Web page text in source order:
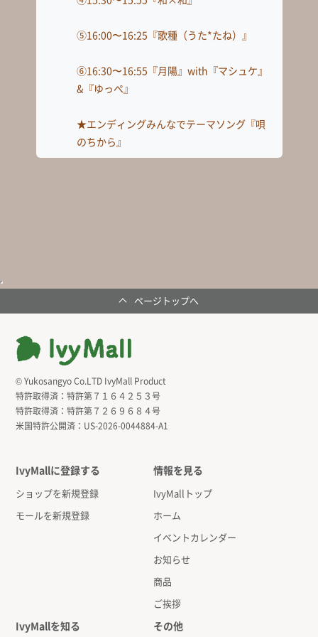
ページトップへ
© Yukosangyo Co.LTD IvyMall Product
特許取得済：特許第７１６４２５３号
特許取得済：特許第７２６９６８４号
米国特許公開済： US-2026-0044884-A1
IvyMallに登録する
ショップを新規登録
モールを新規登録
情報を見る
IvyMallトップ
ホーム
イベントカレンダー
お知らせ
商品
ご挨拶
IvyMallを知る その他